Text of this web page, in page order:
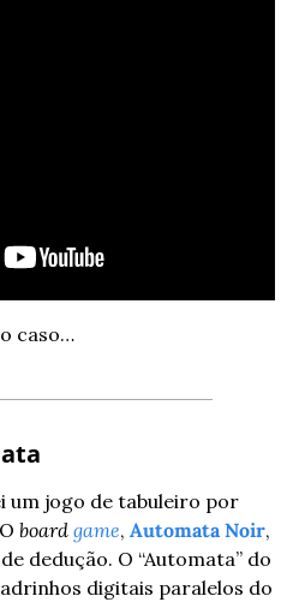
caso…
um jogo de tabuleiro por
board game, Automata Noir,
dedução. O “Automata” do
digitais paralelos do